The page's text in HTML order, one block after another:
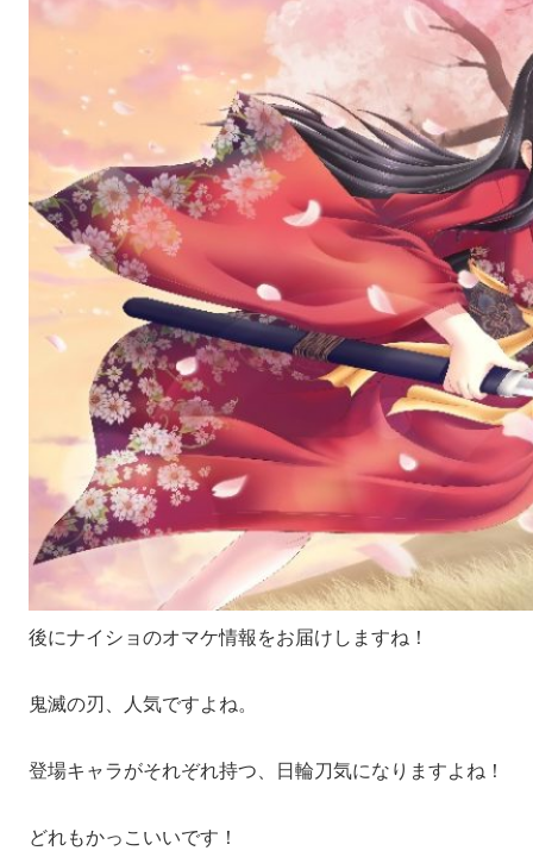
後にナイショのオマケ情報をお届けしますね！
鬼滅の刃、人気ですよね。
登場キャラがそれぞれ持つ、日輪刀気になりますよね！
どれもかっこいいです！